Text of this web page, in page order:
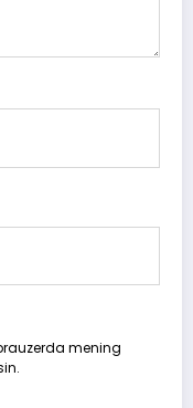
mening